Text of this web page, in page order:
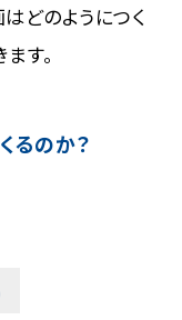
どのようにつく
す。
るのか？